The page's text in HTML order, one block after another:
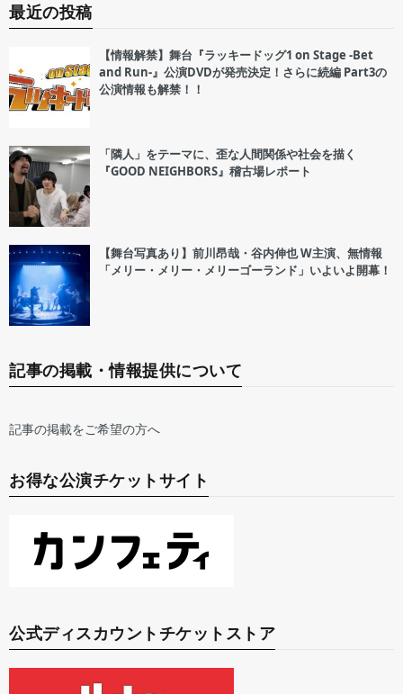
最近の投稿
【情報解禁】舞台『ラッキードッグ1 on Stage -Bet
and Run-』公演DVDが発売決定！さらに続編 Part3の
公演情報も解禁！！
「隣人」をテーマに、歪な人間関係や社会を描く
『GOOD NEIGHBORS』稽古場レポート
【舞台写真あり】前川昂哉・谷内伸也 W主演、無情報
「メリー・メリー・メリーゴーランド」いよいよ開幕！
記事の掲載・情報提供について
記事の掲載をご希望の方へ
お得な公演チケットサイト
公式ディスカウントチケットストア